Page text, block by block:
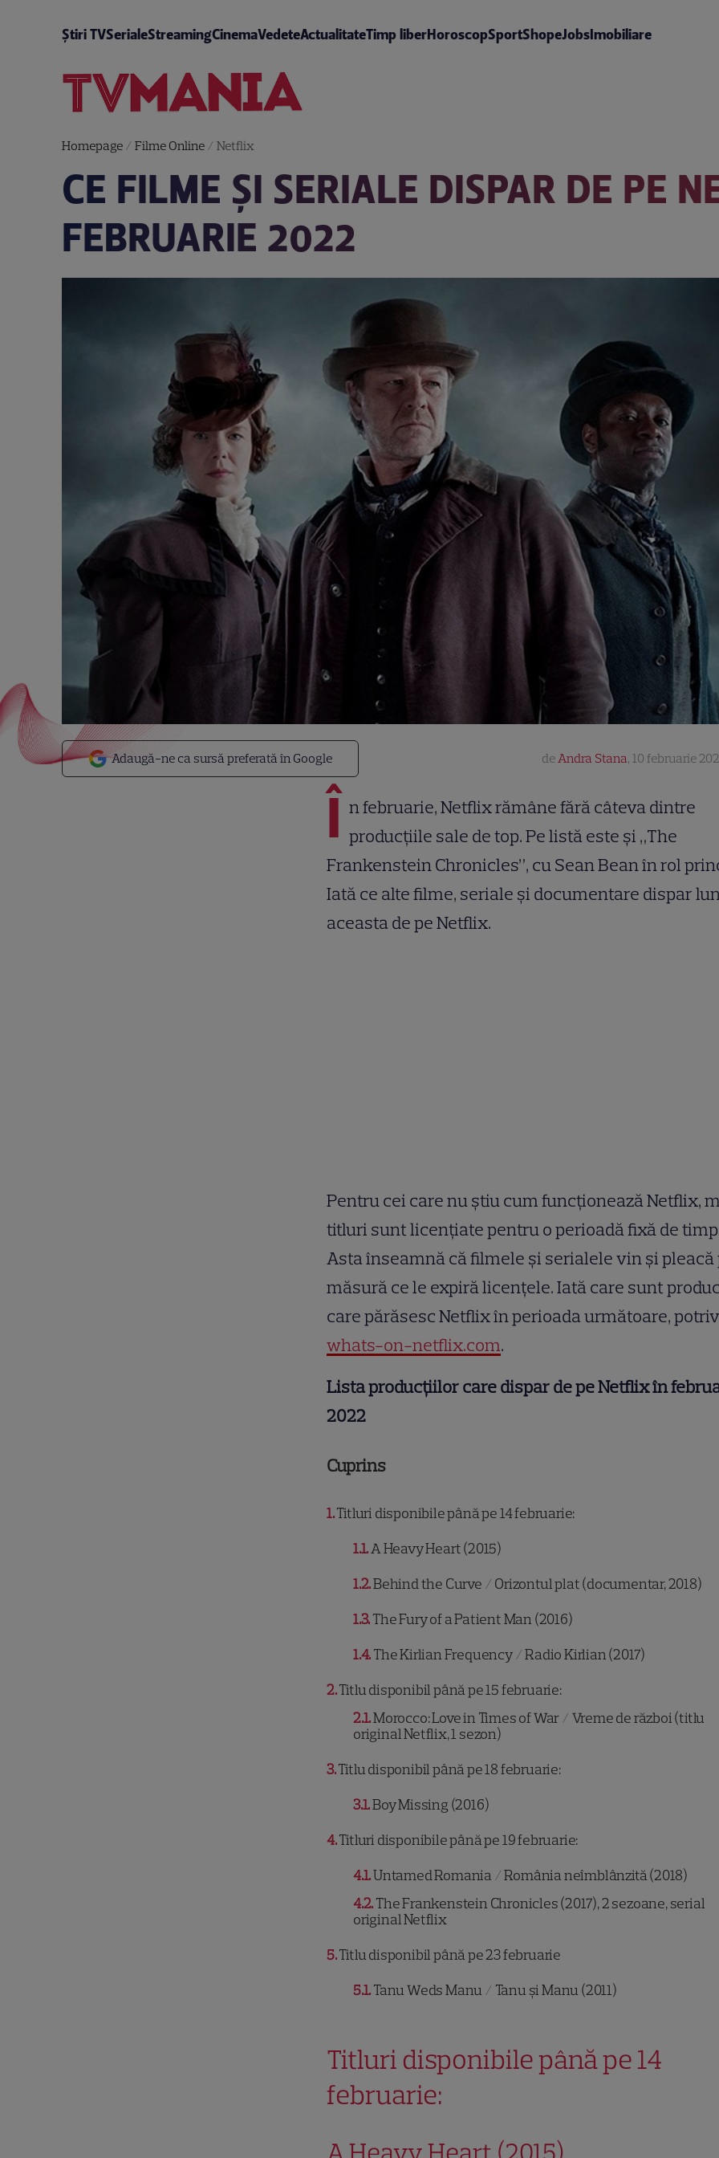
Știri TVSerialeStreamingCinemaVedeteActualitateTimp liberHoroscopSportShopeJobsImobiliare
Homepage/ Filme Online/ Netflix
CE FILME ȘI SERIALE DISPAR DE PE
FEBRUARIE 2022
Adaugă-ne ca sursă preferată în Google deAndra Stana, 10 februarie
Î n februarie, Netflix rămâne fără câteva dintre
producțiile sale de top. Pe listă este și „The
Frankenstein Chronicles”, cu Sean Bean în rol
Iată ce alte filme, seriale și documentare dispar
aceasta de pe Netflix.
Pentru cei care nu știu cum funcționează Netflix,
titluri sunt licențiate pentru o perioadă fixă de
Asta înseamnă că filmele și serialele vin și pleacă
măsură ce le expiră licențele. Iată care sunt
care părăsesc Netflix în perioada următoare,
whats-on-netflix.com.
Lista producțiilor care dispar de pe Netflix în
2022
Cuprins
1Titluri disponibile până pe 14 februarie:
1.1 A Heavy Heart (2015)
1.2 Behind the Curve / Orizontul plat (documentar, 2018)
1.3 The Fury of a Patient Man (2016)
1.4 The Kirlian Frequency / Radio Kirlian (2017)
2Titlu disponibil până pe 15 februarie:
2.1 Morocco: Love in Times of War / Vreme de război (titlu
original Netflix, 1 sezon)
3Titlu disponibil până pe 18 februarie:
3.1 Boy Missing (2016)
4Titluri disponibile până pe 19 februarie:
4.1 Untamed Romania / România neîmblânzită (2018)
4.2 The Frankenstein Chronicles (2017), 2 sezoane, serial
original Netflix
5Titlu disponibil până pe 23 februarie
5.1 Tanu Weds Manu / Tanu și Manu (2011)
Titluri disponibile până pe 14
februarie: